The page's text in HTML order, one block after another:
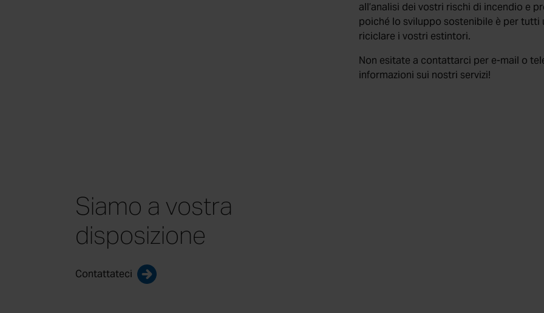
all’analisi dei vostri rischi di incendio e
poiché lo sviluppo sostenibile è per
riciclare i vostri estintori.
Non esitate a contattarci per e-mail o
informazioni sui nostri servizi!
Siamo a vostra
disposizione
Contattateci